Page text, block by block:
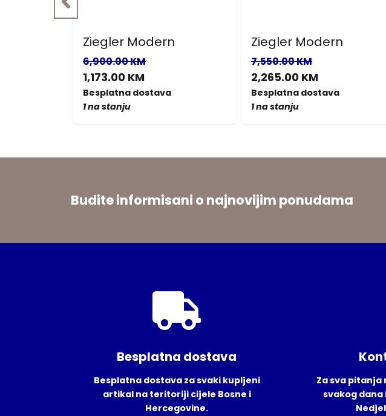
Ziegler Modern
6,900.00 KM
1,173.00 KM
Besplatna dostava
1 na stanju
Ziegler Modern
7,550.00 KM
2,265.00 KM
Besplatna dostava
1 na stanju
Budite informisani o najnovijim ponudama
Besplatna dostava
Besplatna dostava za svaki kupljeni
artikal na teritoriji cijele Bosne i
Hercegovine.
Za sva
svakog dana